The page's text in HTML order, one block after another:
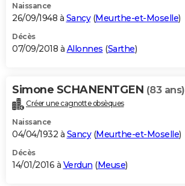
Naissance
26/09/1948 à Sancy(Meurthe-et-Moselle)
Décès
07/09/2018 à Allonnes (Sarthe)
Simone SCHANENTGEN (83 ans)
Créer une cagnotte obsèques
Naissance
04/04/1932 à Sancy(Meurthe-et-Moselle)
Décès
14/01/2016 à Verdun (Meuse)